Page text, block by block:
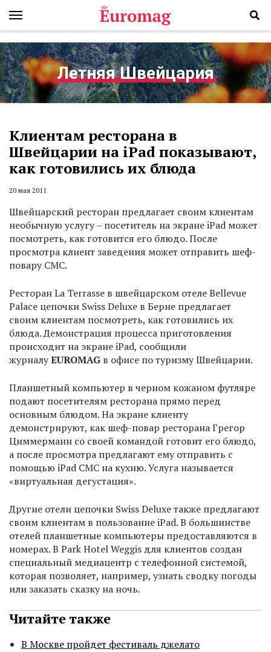
Летняя Швейцария
Клиентам ресторана в
Швейцарии на iPad показывают,
как готовились их блюда
20 мая 2011
Швейцарский ресторан предлагает своим клиентам
необычную услугу – посетитель на экране iPad может
посмотреть, как готовится его блюдо. После
просмотра клиент заведения может отправить шеф-
повару СМС.
Ресторан La Terrasse в швейцарском отеле Bellevue
Palace цепочки Swiss Deluxe в Берне предлагает
своим клиентам посмотреть, как готовились их
блюда. Демонстрация процесса приготовления
происходит на экране iPad, сообщили
журналуEUROMAG в офисе по туризму Швейцарии.
Планшетный компьютер в черном кожаном футляре
подают посетителям ресторана прямо перед
основным блюдом. На экране клиенту
демонстрируют, как шеф-повар ресторана Грегор
Циммерманн со своей командой готовит его блюдо,
а после просмотра предлагают ему отправить с
помощью iPad СМС на кухню. Услуга называется
«виртуальная дегустация».
Другие отели цепочки Swiss Deluxe также предлагают
своим клиентам в пользование iPad. В большинстве
отелей планшетные компьютеры предоставляются в
номерах. В Park Hotel Weggis для клиентов создан
специальный медиацентр с телефонной системой,
которая позволяет, например, узнать сводку погоды
или заказать сказку на ночь.
Читайте также
В Москве пройдет фестиваль джелато